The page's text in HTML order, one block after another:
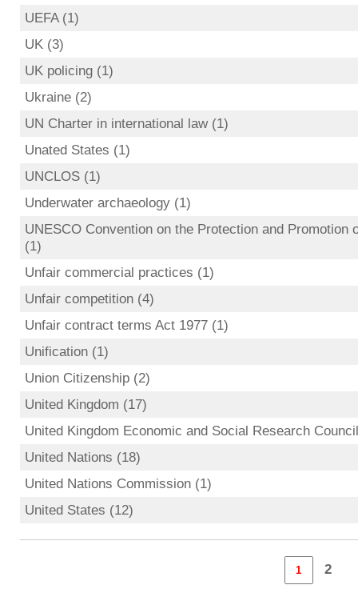
UEFA (1)
UK (3)
UK policing (1)
Ukraine (2)
UN Charter in international law (1)
Unated States (1)
UNCLOS (1)
Underwater archaeology (1)
UNESCO Convention on the Protection and
(1)
Unfair commercial practices (1)
Unfair competition (4)
Unfair contract terms Act 1977 (1)
Unification (1)
Union Citizenship (2)
United Kingdom (17)
United Kingdom Economic and Social Research
United Nations (18)
United Nations Commission (1)
United States (12)
2